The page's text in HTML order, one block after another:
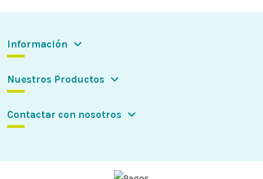
Información
Nuestros Productos
Contactar con nosotros